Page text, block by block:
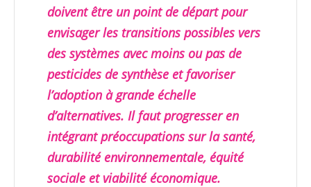
doivent être un point de départ pour
envisager les transitions possibles vers
des systèmes avec moins ou pas de
pesticides de synthèse et favoriser
l’adoption à grande échelle
d’alternatives. Il faut progresser en
intégrant préoccupations sur la santé,
durabilité environnementale, équité
sociale et viabilité économique.